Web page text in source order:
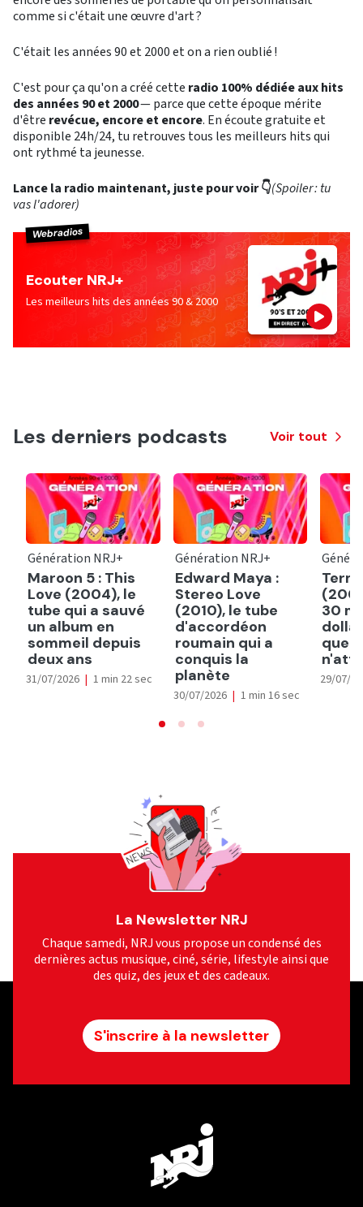
comme si c'était une œuvre d'art ?
C'était les années 90 et 2000 et on a rien oublié !
C'est pour ça qu'on a créé cette radio 100% dédiée aux hits
des années 90 et 2000— parce que cette époque mérite
d'être revécue, encore et encore. En écoute gratuite et
disponible 24h/24, tu retrouves tous les meilleurs hits qui
ont rythmé ta jeunesse.
Lance la radio maintenant, juste pour voir 👇(Spoiler : tu
vas l'adorer)
Webradios
Ecouter NRJ+
Les meilleurs hits des années 90 & 2000
Les derniers podcasts Voir tout
Génération NRJ+
Maroon 5 : This
Love (2004), le
tube qui a sauvé
un album en
sommeil depuis
deux ans
31/07/2026 | 1 min 22 sec
Génération NRJ+
Edward Maya :
Stereo Love
(2010), le tube
d'accordéon
roumain qui a
conquis la
planète
30/07/2026 | 1 min 16 sec
30
que
29/07/
La Newsletter NRJ
Chaque samedi, NRJ vous propose un condensé des
dernières actus musique, ciné, série, lifestyle ainsi que
des quiz, des jeux et des cadeaux.
S'inscrire à la newsletter